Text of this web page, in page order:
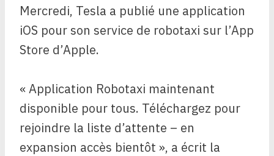
Mercredi, Tesla a publié une application
iOS pour son service de robotaxi sur l’App
Store d’Apple.
« Application Robotaxi maintenant
disponible pour tous. Téléchargez pour
rejoindre la liste d’attente – en
expansion accès bientôt », a écrit la